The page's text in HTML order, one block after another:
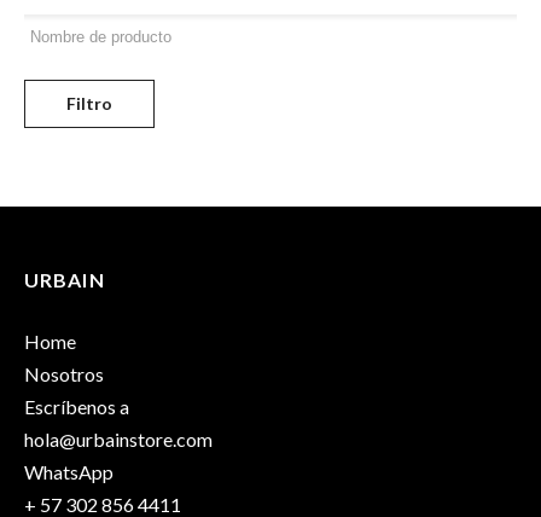
Filtro
URBAIN
Home
Nosotros
Escríbenos a
hola@urbainstore.com
WhatsApp
+ 57 302 856 4411